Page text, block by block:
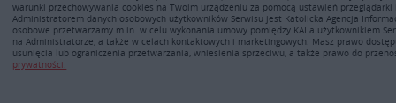
warunki przechowywania cookies na Twoim urządzeniu za pomocą ustawień
Administratorem danych osobowych użytkowników Serwisu jest Katolicka Agencja
osobowe przetwarzamy m.in. w celu wykonania umowy pomiędzy KAI a użytkownikiem
na Administratorze, a także w celach kontaktowych i marketingowych. Masz prawo
usunięcia lub ograniczenia przetwarzania, wniesienia sprzeciwu, a także prawo do
prywatności.